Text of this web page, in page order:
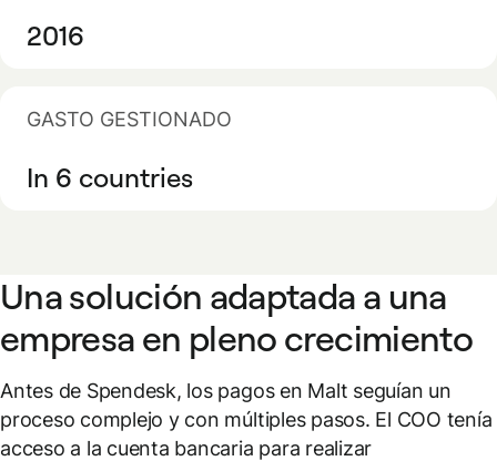
2016
GASTO GESTIONADO
In 6 countries
Una solución adaptada a una
empresa en pleno crecimiento
Antes de Spendesk, los pagos en Malt seguían un
proceso complejo y con múltiples pasos. El COO tenía
acceso a la cuenta bancaria para realizar